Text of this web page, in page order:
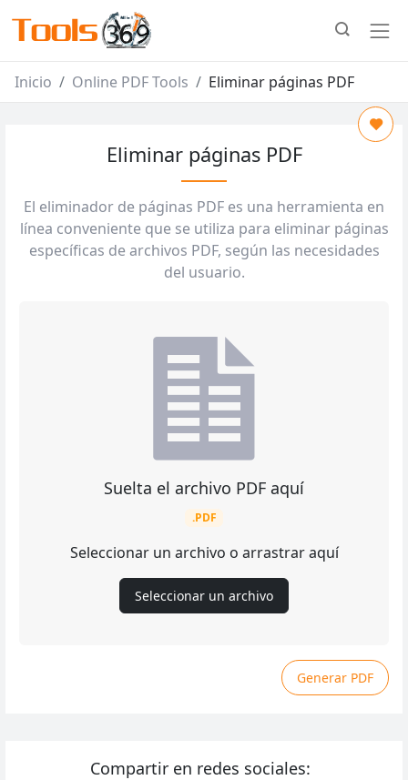
Inicio Online PDF Tools Eliminar páginas PDF
Eliminar páginas PDF
El eliminador de páginas PDF es una herramienta en
línea conveniente que se utiliza para eliminar páginas
específicas de archivos PDF, según las necesidades
del usuario.
Suelta el archivo PDF aquí
.PDF
Seleccionar un archivo o arrastrar aquí
Seleccionar un archivo
Generar PDF
Compartir en redes sociales: